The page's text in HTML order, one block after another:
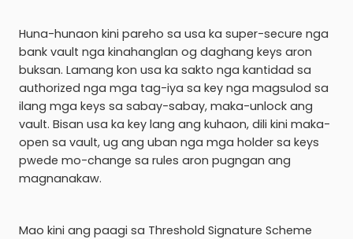
Huna-hunaon kini pareho sa usa ka super-secure nga
bank vault nga kinahanglan og daghang keys aron
buksan. Lamang kon usa ka sakto nga kantidad sa
authorized nga mga tag-iya sa key nga magsulod sa
ilang mga keys sa sabay-sabay, maka-unlock ang
vault. Bisan usa ka key lang ang kuhaon, dili kini maka-
open sa vault, ug ang uban nga mga holder sa keys
pwede mo-change sa rules aron pugngan ang
magnanakaw.
Mao kini ang paagi sa Threshold Signature Scheme